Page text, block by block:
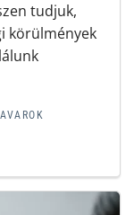
tudjuk,
körülmények